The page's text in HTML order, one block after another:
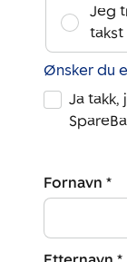
Jeg
takst
Ønsker du
Ja takk,
Fornavn *